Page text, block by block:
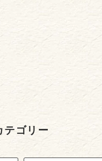
テゴリー